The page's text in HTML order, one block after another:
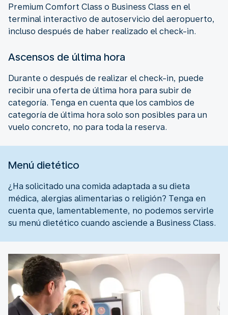
Premium Comfort Class o Business Class en el
terminal interactivo de autoservicio del aeropuerto,
incluso después de haber realizado el check-in.
Ascensos de última hora
Durante o después de realizar el check-in, puede
recibir una oferta de última hora para subir de
categoría. Tenga en cuenta que los cambios de
categoría de última hora solo son posibles para un
vuelo concreto, no para toda la reserva.
Menú dietético
¿Ha solicitado una comida adaptada a su dieta
médica, alergias alimentarias o religión? Tenga en
cuenta que, lamentablemente, no podemos servirle
su menú dietético cuando asciende a Business Class.